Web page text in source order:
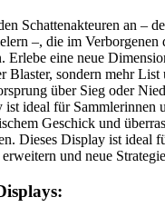
Schattenakteuren an –
–, die im Verborgenen
Erlebe eine neue
Blaster, sondern mehr List
über Sieg oder
ist ideal für Sammlerinnen
Geschick und
Dieses Display ist ideal
und neue